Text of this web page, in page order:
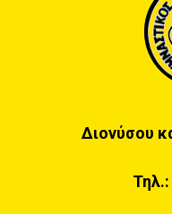
Διονύσου
Τηλ.: